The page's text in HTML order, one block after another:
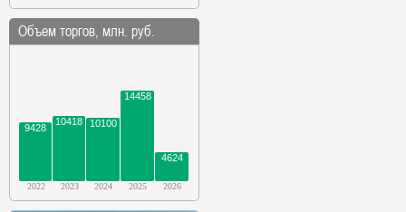
Объем торгов, млн. руб.
9428
10418 10100
14458
4624
2022 2023 2024 2025 2026